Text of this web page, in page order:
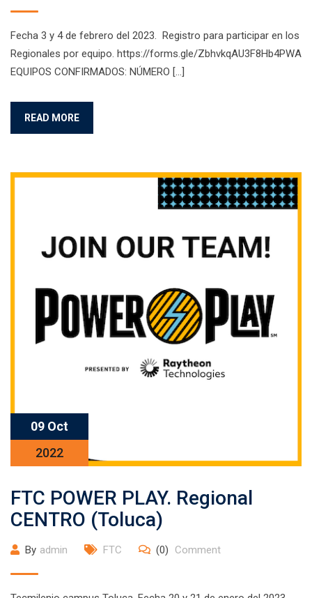
Fecha 3 y 4 de febrero del 2023. Registro para participar en los
Regionales por equipo. https://forms.gle/ZbhvkqAU3F8Hb4PWA
EQUIPOS CONFIRMADOS: NÚMERO […]
READ MORE
09 Oct
2022
FTC POWER PLAY. Regional
CENTRO (Toluca)
By admin FTC (0) Comment